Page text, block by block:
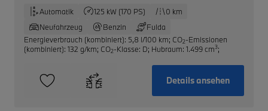
Automatik 125 kW (170 PS)
0 km
Neufahrzeug
Benzin
Fulda
Energieverbrauch (kombiniert): 5,8 l/100 km; CO2-Emissionen
(kombiniert): 132 g/km; CO2-Klasse: D; Hubraum: 1.499 cm3;
Details ansehen